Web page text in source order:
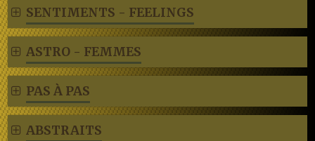
SENTIMENTS - FEELINGS
ASTRO - FEMMES
PAS À PAS
ABSTRAITS